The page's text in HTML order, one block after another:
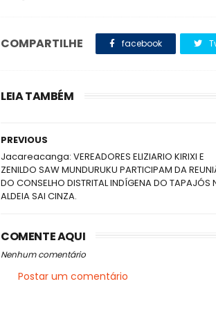
COMPARTILHE facebook
LEIA TAMBÉM
PREVIOUS
Jacareacanga: VEREADORES ELIZIARIO KIRIXI E
ZENILDO SAW MUNDURUKU PARTICIPAM DA
DO CONSELHO DISTRITAL INDÍGENA DO TAPAJÓS
ALDEIA SAI CINZA.
COMENTE AQUI
Nenhum comentário
Postar um comentário